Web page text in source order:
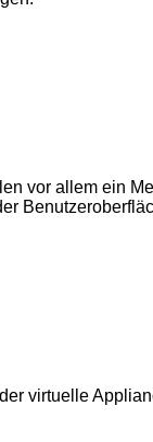
vor allem ein
virtuelle